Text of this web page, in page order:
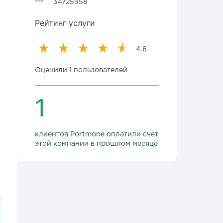
34725958
Рейтинг услуги
4.6
Оценили 1 пользователей
1
клиентов Portmone оплатили счет
этой компании в прошлом месяце